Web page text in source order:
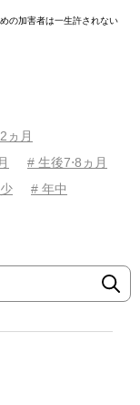
ヵ月
# 生後7⋅8ヵ月
# 年中